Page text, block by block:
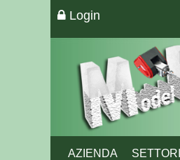
Login
AZIENDA SETTORI